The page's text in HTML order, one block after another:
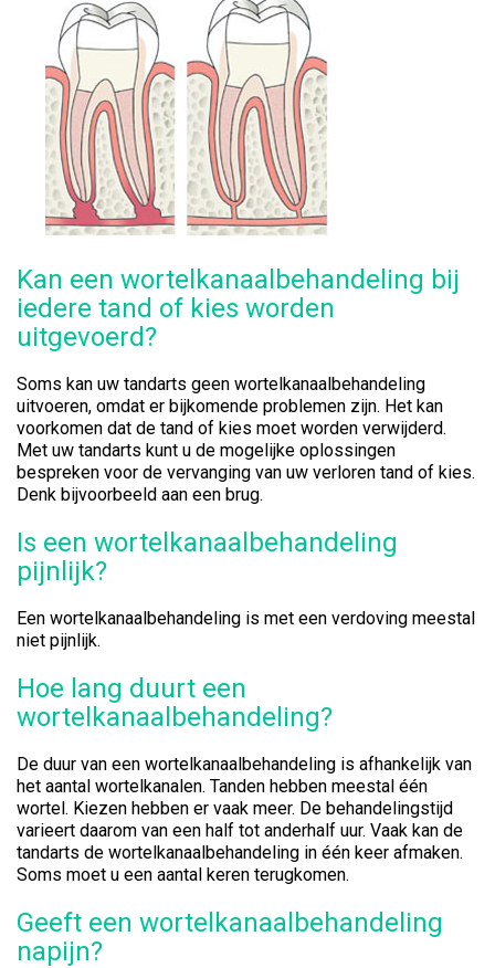
Kan een wortelkanaalbehandeling bij
iedere tand of kies worden
uitgevoerd?
Soms kan uw tandarts geen wortelkanaalbehandeling
uitvoeren, omdat er bijkomende problemen zijn. Het kan
voorkomen dat de tand of kies moet worden verwijderd.
Met uw tandarts kunt u de mogelijke oplossingen
bespreken voor de vervanging van uw verloren tand of kies.
Denk bijvoorbeeld aan een brug.
Is een wortelkanaalbehandeling
pijnlijk?
Een wortelkanaalbehandeling is met een verdoving meestal
niet pijnlijk.
Hoe lang duurt een
wortelkanaalbehandeling?
De duur van een wortelkanaalbehandeling is afhankelijk van
het aantal wortelkanalen. Tanden hebben meestal één
wortel. Kiezen hebben er vaak meer. De behandelingstijd
varieert daarom van een half tot anderhalf uur. Vaak kan de
tandarts de wortelkanaalbehandeling in één keer afmaken.
Soms moet u een aantal keren terugkomen.
Geeft een wortelkanaalbehandeling
napijn?